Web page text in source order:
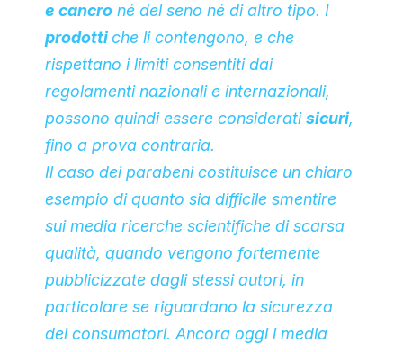
e cancro né del seno né di altro tipo. I
prodottiche li contengono, e che
rispettano i limiti consentiti dai
regolamenti nazionali e internazionali,
possono quindi essere consideratisicuri,
fino a prova contraria.
Il caso dei parabeni costituisce un chiaro
esempio di quanto sia difficile smentire
sui media ricerche scientifiche di scarsa
qualità, quando vengono fortemente
pubblicizzate dagli stessi autori, in
particolare se riguardano la sicurezza
dei consumatori. Ancora oggi i media